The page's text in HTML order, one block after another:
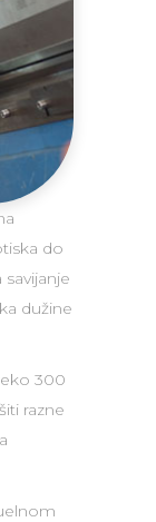
do
dužine
300
razne